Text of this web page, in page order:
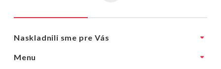
Naskladnili sme pre Vás
Menu